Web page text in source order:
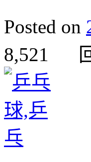
Posted on
8,521